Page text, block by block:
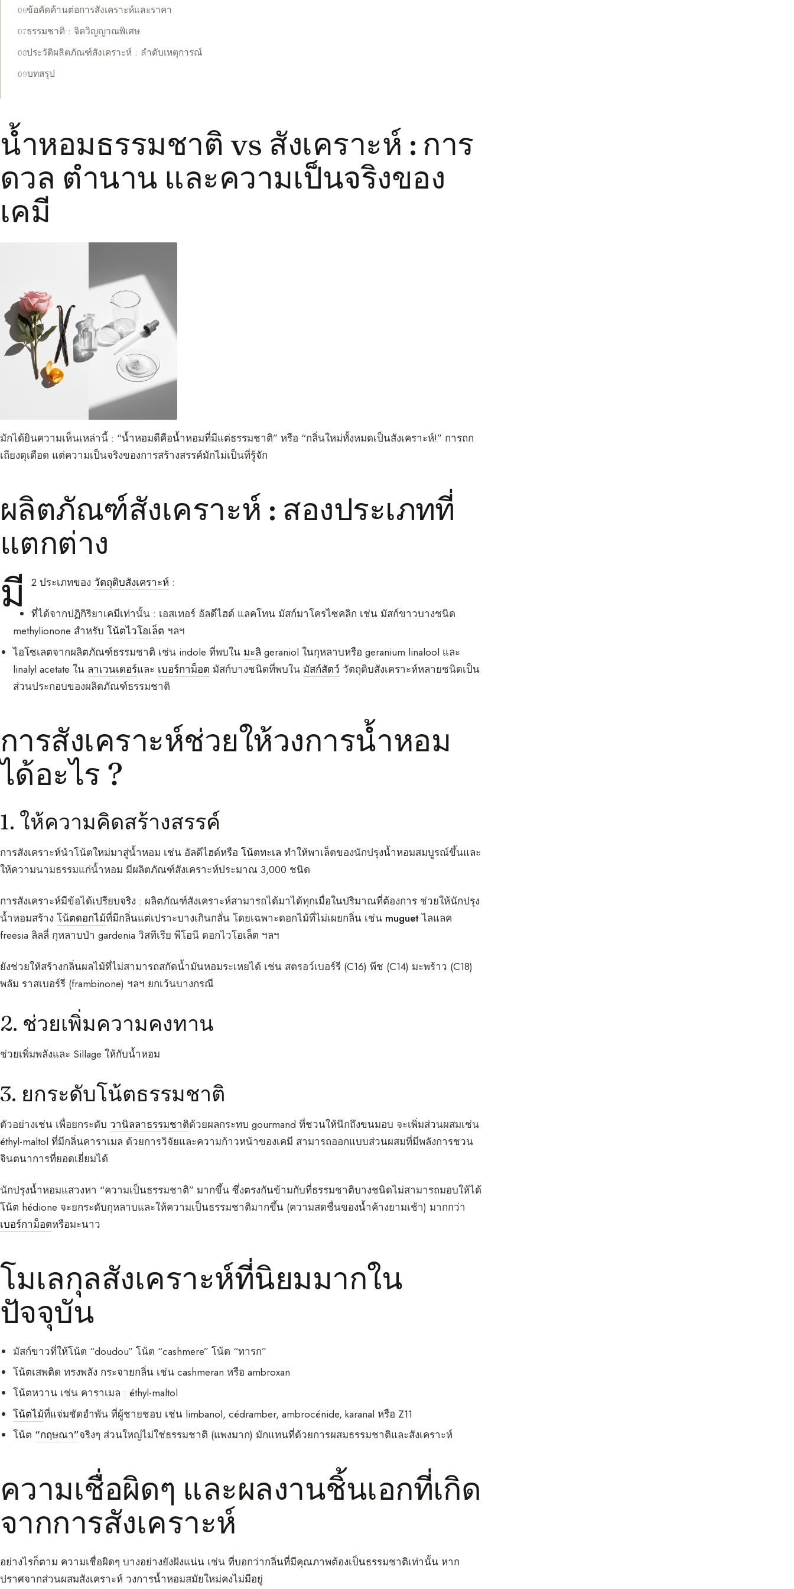
ข้อคัดค้านต่อการสังเคราะห์และราคา
ธรรมชาติ : จิตวิญญาณพิเศษ
ประวัติผลิตภัณฑ์สังเคราะห์ : ลำดับเหตุการณ์
บทสรุป
น้ำหอมธรรมชาติ vs สังเคราะห์ : การ
ดวล ตำนาน และความเป็นจริงของ
เคมี
มักได้ยินความเห็นเหล่านี้ : “น้ำหอมดีคือน้ำหอมที่มีแต่ธรรมชาติ” หรือ “กลิ่นใหม่ทั้งหมดเป็นสังเคราะห์!” การถก
เถียงดุเดือด แต่ความเป็นจริงของการสร้างสรรค์มักไม่เป็นที่รู้จัก
ผลิตภัณฑ์สังเคราะห์ : สองประเภทที่
แตกต่าง
มี 2 ประเภทของ วัตถุดิบสังเคราะห์:
ที่ได้จากปฏิกิริยาเคมีเท่านั้น : เอสเทอร์ อัลดีไฮด์ แลคโทน มัสก์มาโครไซคลิก เช่น มัสก์ขาวบางชนิด
methylionone สำหรับโน้ตไวโอเล็ต ฯลฯ
ไอโซเลตจากผลิตภัณฑ์ธรรมชาติ เช่น indole ที่พบใน มะลิ geraniol ในกุหลาบหรือ geranium linalool และ
linalyl acetate ใน ลาเวนเดอร์และ เบอร์กาม็อต มัสก์บางชนิดที่พบใน มัสก์สัตว์ วัตถุดิบสังเคราะห์หลายชนิดเป็น
ส่วนประกอบของผลิตภัณฑ์ธรรมชาติ
การสังเคราะห์ช่วยให้วงการน้ำหอม
ได้อะไร ?
1. ให้ความคิดสร้างสรรค์
การสังเคราะห์นำโน้ตใหม่มาสู่น้ำหอม เช่น อัลดีไฮด์หรือ โน้ตทะเล ทำให้พาเล็ตของนักปรุงน้ำหอมสมบูรณ์ขึ้นและ
ให้ความนามธรรมแก่น้ำหอม มีผลิตภัณฑ์สังเคราะห์ประมาณ 3,000 ชนิด
การสังเคราะห์มีข้อได้เปรียบจริง : ผลิตภัณฑ์สังเคราะห์สามารถได้มาได้ทุกเมื่อในปริมาณที่ต้องการ ช่วยให้นักปรุง
น้ำหอมสร้าง โน้ตดอกไม้ที่มีกลิ่นแต่เปราะบางเกินกลั่น โดยเฉพาะดอกไม้ที่ไม่เผยกลิ่น เช่น muguet ไลแลค
freesia ลิลลี่ กุหลาบป่า gardenia วิสทีเรีย พีโอนี ดอกไวโอเล็ต ฯลฯ
ยังช่วยให้สร้างกลิ่นผลไม้ที่ไม่สามารถสกัดน้ำมันหอมระเหยได้ เช่น สตรอว์เบอร์รี (C16) พีช (C14) มะพร้าว (C18)
พลัม ราสเบอร์รี (frambinone) ฯลฯ ยกเว้นบางกรณี
2. ช่วยเพิ่มความคงทาน
ช่วยเพิ่มพลังและ Sillage ให้กับน้ำหอม
3. ยกระดับโน้ตธรรมชาติ
ตัวอย่างเช่น เพื่อยกระดับ วานิลลาธรรมชาติด้วยผลกระทบ gourmand ที่ชวนให้นึกถึงขนมอบ จะเพิ่มส่วนผสมเช่น
éthyl-maltol ที่มีกลิ่นคาราเมล ด้วยการวิจัยและความก้าวหน้าของเคมี สามารถออกแบบส่วนผสมที่มีพลังการชวน
จินตนาการที่ยอดเยี่ยมได้
นักปรุงน้ำหอมแสวงหา “ความเป็นธรรมชาติ” มากขึ้น ซึ่งตรงกันข้ามกับที่ธรรมชาติบางชนิดไม่สามารถมอบให้ได้
โน้ต hédione จะยกระดับกุหลาบและให้ความเป็นธรรมชาติมากขึ้น (ความสดชื่นของน้ำค้างยามเช้า) มากกว่า
เบอร์กาม็อตหรือมะนาว
โมเลกุลสังเคราะห์ที่นิยมมากใน
ปัจจุบัน
มัสก์ขาวที่ให้โน้ต “doudou” โน้ต “cashmere” โน้ต “ทารก”
โน้ตเสพติด ทรงพลัง กระจายกลิ่น เช่น cashmeran หรือ ambroxan
โน้ตหวาน เช่น คาราเมล : éthyl-maltol
โน้ตไม้ที่แจ่มชัดอำพัน ที่ผู้ชายชอบ เช่น limbanol, cédramber, ambrocénide, karanal หรือ Z11
โน้ต “กฤษณา”จริงๆ ส่วนใหญ่ไม่ใช่ธรรมชาติ (แพงมาก) มักแทนที่ด้วยการผสมธรรมชาติและสังเคราะห์
ความเชื่อผิดๆ และผลงานชิ้นเอกที่เกิด
จากการสังเคราะห์
อย่างไรก็ตาม ความเชื่อผิดๆ บางอย่างยังฝังแน่น เช่น ที่บอกว่ากลิ่นที่มีคุณภาพต้องเป็นธรรมชาติเท่านั้น หาก
ปราศจากส่วนผสมสังเคราะห์ วงการน้ำหอมสมัยใหม่คงไม่มีอยู่